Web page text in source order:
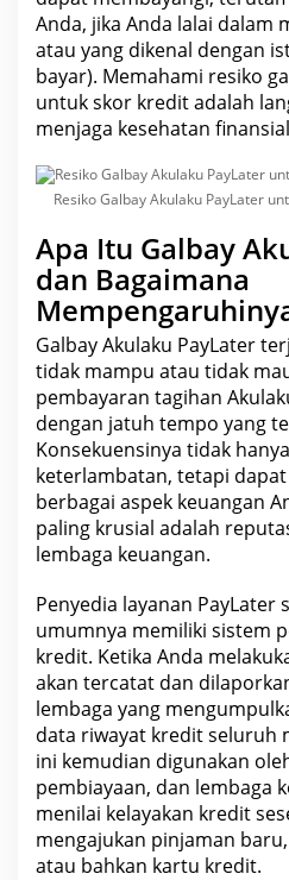
Anda, jika Anda lalai dalam
atau yang dikenal dengan
bayar). Memahami resiko
untuk skor kredit adalah
menjaga kesehatan
Resiko Galbay Akulaku PayLater
Apa Itu Galbay
dan Bagaimana
Galbay Akulaku PayLater
tidak mampu atau tidak
pembayaran tagihan
dengan jatuh tempo yang
Konsekuensinya tidak
keterlambatan, tetapi
berbagai aspek keuangan
paling krusial adalah
lembaga keuangan.
Penyedia layanan PayLater
umumnya memiliki sistem
kredit. Ketika Anda
akan tercatat dan
lembaga yang
data riwayat kredit seluruh
ini kemudian digunakan
pembiayaan, dan lembaga
menilai kelayakan kredit
mengajukan pinjaman
atau bahkan kartu kredit.